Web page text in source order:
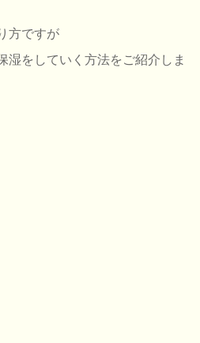
方ですが
湿をしていく方法をご紹介しま